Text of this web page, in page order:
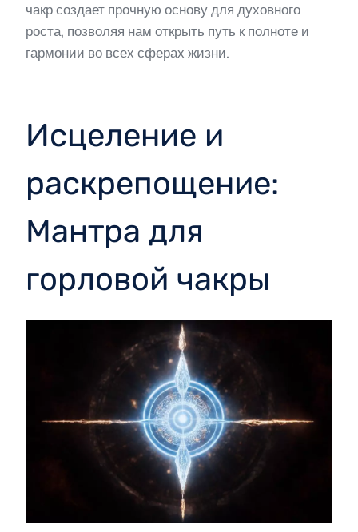
чакр создает прочную основу для духовного
роста, позволяя нам открыть путь к полноте и
гармонии во всех сферах жизни.
Исцеление и
раскрепощение:
Мантра для
горловой чакры